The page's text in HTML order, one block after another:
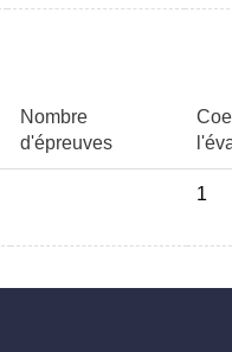
Nombre
d'épreuves
1